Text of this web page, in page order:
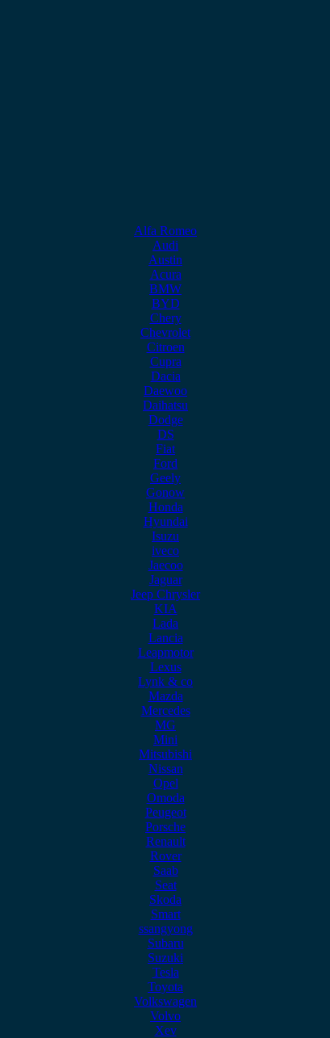
Alfa Romeo
Audi
Austin
Acura
BMW
BYD
Chery
Chevrolet
Citroen
Cupra
Dacia
Daewoo
Daihatsu
Dodge
DS
Fiat
Ford
Geely
Gonow
Honda
Hyundai
Isuzu
iveco
Jaecoo
Jaguar
Jeep Chrysler
KIA
Lada
Lancia
Leapmotor
Lexus
Lynk & co
Mazda
Mercedes
MG
Mini
Mitsubishi
Nissan
Opel
Omoda
Peugeot
Porsche
Renault
Rover
Saab
Seat
Skoda
Smart
ssangyong
Subaru
Suzuki
Tesla
Toyota
Volkswagen
Volvo
Xev